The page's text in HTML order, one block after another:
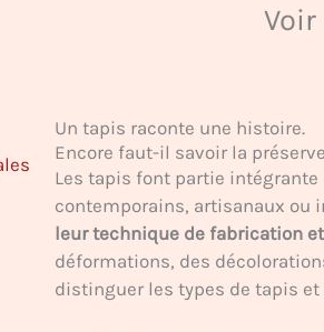
Un tapis raconte une histoire.
Encore faut-il savoir la
Les tapis font partie intégrante
contemporains, artisanaux ou
leur technique de fabrication
déformations, des
distinguer les types de tapis